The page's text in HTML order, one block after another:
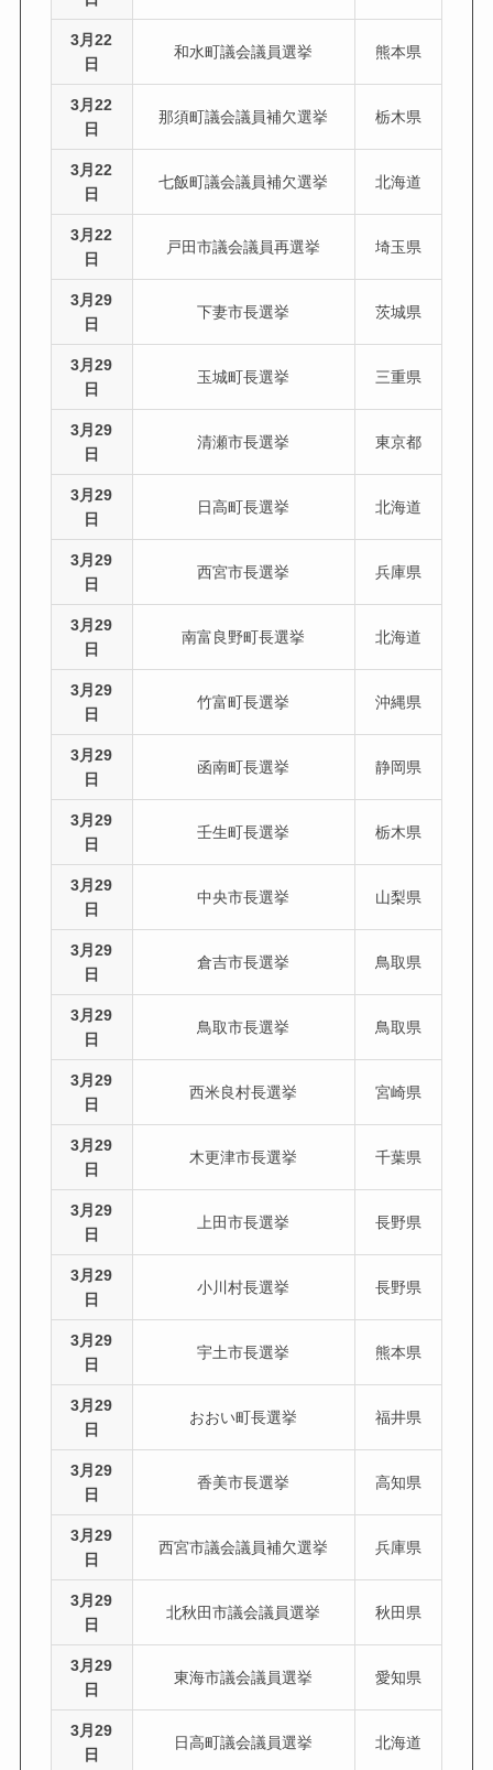
3月22
日
和水町議会議員選挙 熊本県
3月22
日
那須町議会議員補欠選挙 栃木県
3月22
日
七飯町議会議員補欠選挙 北海道
3月22
日
戸田市議会議員再選挙 埼玉県
3月29
日
下妻市長選挙 茨城県
3月29
日
玉城町長選挙 三重県
3月29
日
清瀬市長選挙 東京都
3月29
日
日高町長選挙 北海道
3月29
日
西宮市長選挙 兵庫県
3月29
日
南富良野町長選挙 北海道
3月29
日
竹富町長選挙 沖縄県
3月29
日
函南町長選挙 静岡県
3月29
日
壬生町長選挙 栃木県
3月29
日
中央市長選挙 山梨県
3月29
日
倉吉市長選挙 鳥取県
3月29
日
鳥取市長選挙 鳥取県
3月29
日
西米良村長選挙 宮崎県
3月29
日
木更津市長選挙 千葉県
3月29
日
上田市長選挙 長野県
3月29
日
小川村長選挙 長野県
3月29
日
宇土市長選挙 熊本県
3月29
日
おおい町長選挙 福井県
3月29
日
香美市長選挙 高知県
3月29
日
西宮市議会議員補欠選挙 兵庫県
3月29
日
北秋田市議会議員選挙 秋田県
3月29
日
東海市議会議員選挙 愛知県
3月29
日
日高町議会議員選挙 北海道